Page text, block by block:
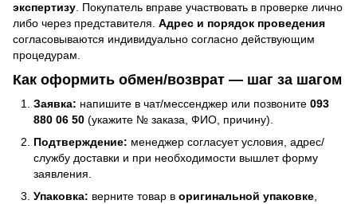
экспертизу . Покупатель вправе участвовать в проверке лично
либо через представителя. Адрес и порядок проведения
согласовываются индивидуально согласно действующим
процедурам.
Как оформить обмен/возврат — шаг за шагом
Заявка: напишите в чат/мессенджер или позвоните 093
880 06 50 (укажите № заказа, ФИО, причину).
Подтверждение: менеджер согласует условия, адрес/
службу доставки и при необходимости вышлет форму
заявления.
Упаковка: верните товар в оригинальной упаковке,